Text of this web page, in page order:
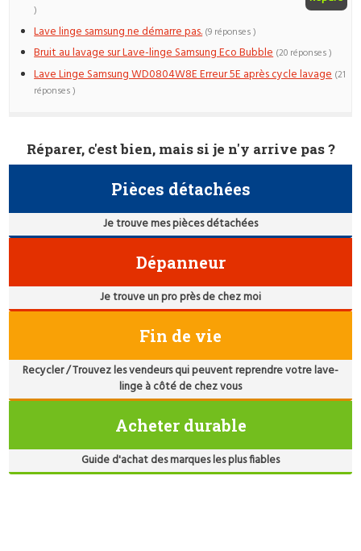
)
Lave linge samsung ne démarre pas. (9 réponses )
Bruit au lavage sur Lave-linge Samsung Eco Bubble (20 réponses )
Lave Linge Samsung WD0804W8E Erreur 5E après cycle lavage (21
réponses )
Réparer, c'est bien, mais si je n'y arrive pas ?
Pièces détachées
Je trouve mes pièces détachées
Dépanneur
Je trouve un pro près de chez moi
Fin de vie
Recycler / Trouvez les vendeurs qui peuvent reprendre votre lave-
linge à côté de chez vous
Acheter durable
Guide d'achat des marques les plus fiables